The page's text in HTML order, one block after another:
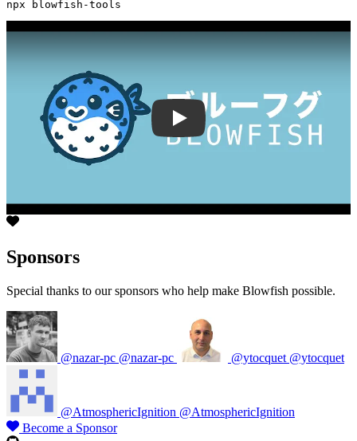
npx blowfish-tools
SgXhGb-7QbU
Sponsors
Special thanks to our sponsors who help make Blowfish possible.
@nazar-pc @nazar-pc @ytocquet @ytocquet
@AtmosphericIgnition @AtmosphericIgnition
Become a Sponsor